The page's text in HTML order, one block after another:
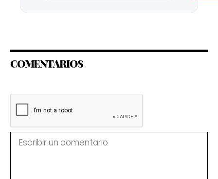
COMENTARIOS